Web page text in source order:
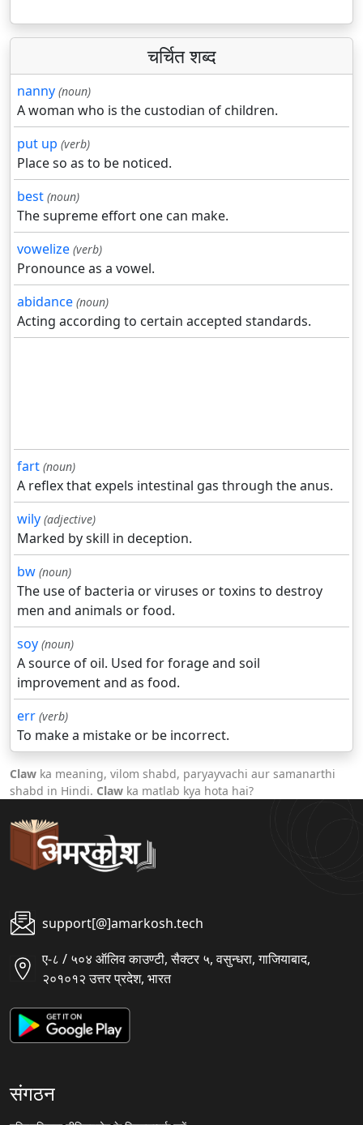
चर्चित शब्द
nanny (noun)
A woman who is the custodian of children.
put up (verb)
Place so as to be noticed.
best (noun)
The supreme effort one can make.
vowelize (verb)
Pronounce as a vowel.
abidance (noun)
Acting according to certain accepted standards.
fart (noun)
A reflex that expels intestinal gas through the anus.
wily (adjective)
Marked by skill in deception.
bw (noun)
The use of bacteria or viruses or toxins to destroy
men and animals or food.
soy (noun)
A source of oil. Used for forage and soil
improvement and as food.
err (verb)
To make a mistake or be incorrect.
Claw ka meaning, vilom shabd, paryayvachi aur samanarthi
shabd in Hindi. Claw ka matlab kya hota hai?
support[@]amarkosh.tech
ए-८ / ५०४ ऑलिव काउण्टी, सैक्टर ५, वसुन्धरा, गाजियाबाद,
२०१०१२ उत्तर प्रदेश, भारत
संगठन